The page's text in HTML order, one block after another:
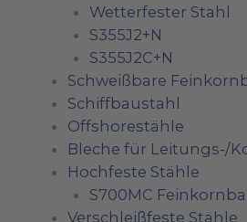
Wetterfester Stahl
S355J2+N
S355J2C+N
Schweißbare
Schiffbaustahl
Offshorestähle
Bleche für Leitungs-/
Hochfeste Stähle
S700MC
Verschleißfeste Stähle